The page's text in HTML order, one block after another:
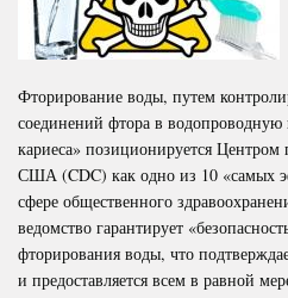
Фторирование воды, путем
соединений фтора в
кариеса» позиционируется Центром
США (CDC) как одно из 10 «самых
сфере общественного
ведомство гарантирует
фторирования воды, что
и предоставляется всем в равной